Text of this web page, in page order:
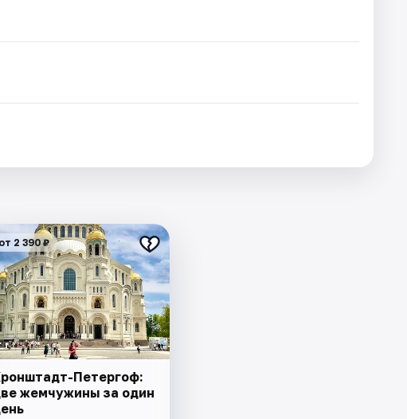
от 2 390 ₽
Петергоф:
жемчужины за один